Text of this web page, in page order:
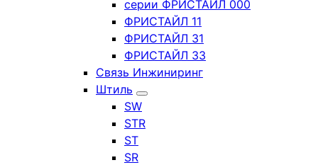
серии ФРИСТАЙЛ 000
ФРИСТАЙЛ 11
ФРИСТАЙЛ 31
ФРИСТАЙЛ 33
Связь Инжиниринг
Штиль
SW
STR
ST
SR